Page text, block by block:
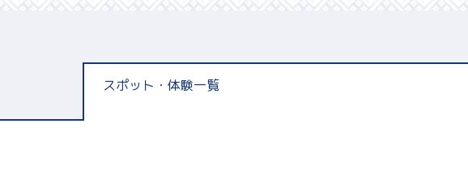
行きたいリスト
スポット・体験一覧